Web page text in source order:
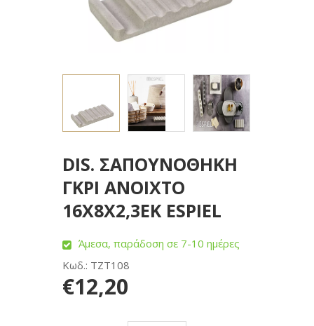
DIS. ΣΑΠΟΥΝΟΘΗΚΗ
ΓΚΡΙ ΑΝΟΙΧΤΟ
16Χ8Χ2,3ΕΚ ESPIEL
Άμεσα, παράδοση σε 7-10 ημέρες
Κωδ.: TZT108
€12,20